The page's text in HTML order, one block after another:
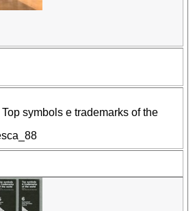
symbols e trademarks of the